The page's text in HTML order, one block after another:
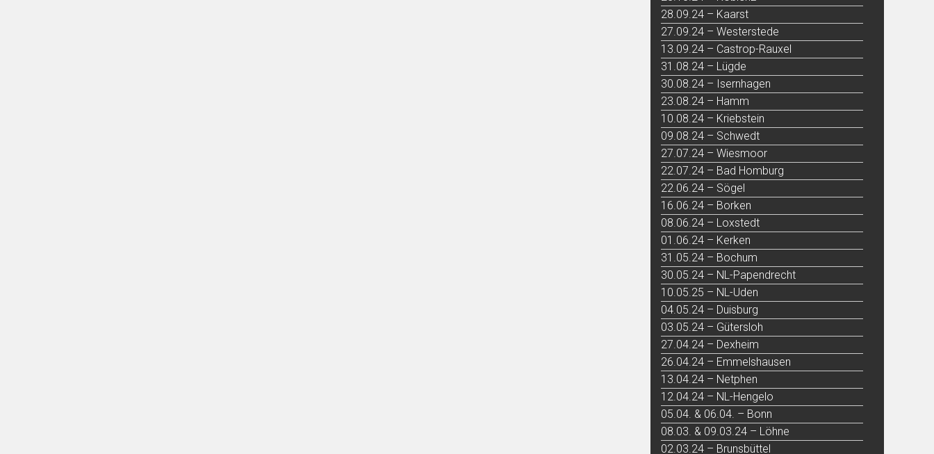
28.09.24 – Kaarst
27.09.24 – Westerstede
13.09.24 – Castrop-Rauxel
31.08.24 – Lügde
30.08.24 – Isernhagen
23.08.24 – Hamm
10.08.24 – Kriebstein
09.08.24 – Schwedt
27.07.24 – Wiesmoor
22.07.24 – Bad Homburg
22.06.24 – Sögel
16.06.24 – Borken
08.06.24 – Loxstedt
01.06.24 – Kerken
31.05.24 – Bochum
30.05.24 – NL-Papendrecht
10.05.25 – NL-Uden
04.05.24 – Duisburg
03.05.24 – Gütersloh
27.04.24 – Dexheim
26.04.24 – Emmelshausen
13.04.24 – Netphen
12.04.24 – NL-Hengelo
05.04. & 06.04. – Bonn
08.03. & 09.03.24 – Löhne
02.03.24 – Brunsbüttel